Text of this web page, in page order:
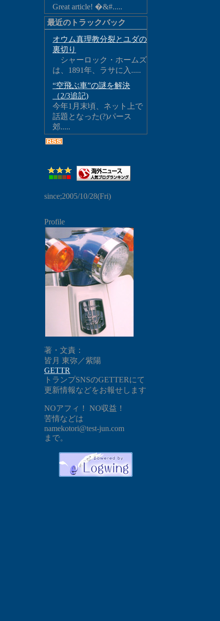
Great article! �&#.....
最近のトラックバック
オウム真理教分裂とユダの
裏切り
シャーロック・ホームズ
は、1891年、ラサに入.....
“空飛ぶ車”の謎を解決
（2/3追記)
今年1月末頃、ネット上で
話題となった(?)パース
郊.....
since;2005/10/28(Fri)
Profile
著・文責：
皆月 東弥／紫陽
GETTR
トランプSNSのGETTERにて
更新情報などをお報せします
NOアフィ！ NO収益！
苦情などは
namekotori@test-jun.com
まで。